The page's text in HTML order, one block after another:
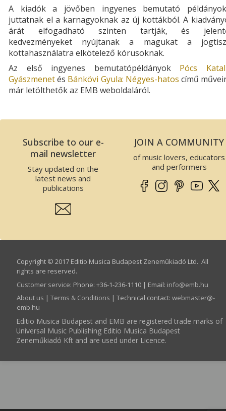
A kiadók a jövőben ingyenes bemutató
juttatnak el a karnagyoknak az új kottákból. A
árát elfogadható szinten tartják, és
kedvezményeket nyújtanak a magukat a
kottahasználatra elkötelező kórusoknak.
Az első ingyenes bemutatópéldányok Pócs
Gyászmenetés Bánkövi Gyula: Négyes-hatos című
már letölthetők az EMB weboldaláról.
Subscribe to our e-
mail newsletter
Stay updated on the
latest news and
publications
JOIN A COMMUNITY
of music lovers, educators
and performers
Copyright © 2017 Editio Musica Budapest Zeneműkiadó Ltd. All
rights are reserved.
Customer service: Phone: +36-1-236-1110 | Email: info­@­emb.hu
About us | Terms & Conditions | Technical contact: webmaster­@­
emb.hu
Editio Musica Budapest and EMB are registered trade marks of
Universal Music Publishing Editio Musica Budapest
Zeneműkiadó Kft and are used under Licence.